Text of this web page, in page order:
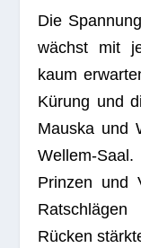
Die
wächst mit
kaum
Kürung und
Mauska und
Wel­lem-
Prin­zen und
Rücken